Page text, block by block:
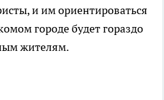
и им ориентироваться
городе будет гораздо
жителям.